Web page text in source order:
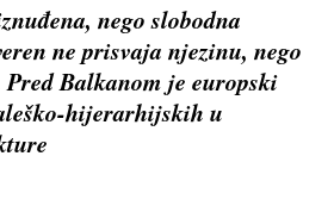
nego slobodna
ne prisvaja njezinu, nego
Balkanom je europski
hijerarhijskih u